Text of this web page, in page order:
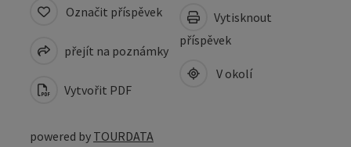
Označit příspěvek
přejít na poznámky
Vytvořit PDF
Vytisknout
příspěvek
V okolí
powered by TOURDATA